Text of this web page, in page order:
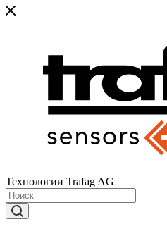
Технологии Trafag AG